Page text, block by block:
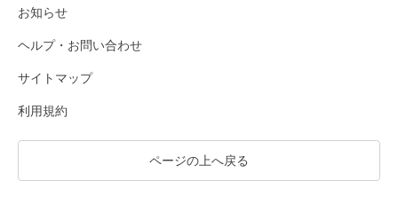
お知らせ
ヘルプ・お問い合わせ
サイトマップ
利用規約
ページの上へ戻る